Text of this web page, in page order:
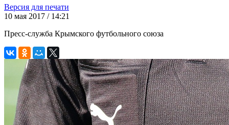
Версия для печати
10 мая 2017 / 14:21
Пресс-служба Крымского футбольного союза